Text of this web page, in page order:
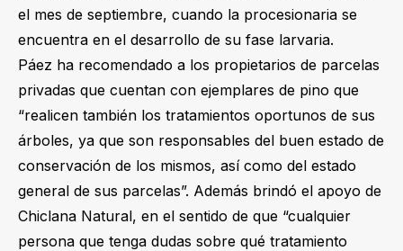
el mes de septiembre, cuando la procesionaria se
encuentra en el desarrollo de su fase larvaria.
Páez ha recomendado a los propietarios de parcelas
privadas que cuentan con ejemplares de pino que
“realicen también los tratamientos oportunos de sus
árboles, ya que son responsables del buen estado de
conservación de los mismos, así como del estado
general de sus parcelas”. Además brindó el apoyo de
Chiclana Natural, en el sentido de que “cualquier
persona que tenga dudas sobre qué tratamiento